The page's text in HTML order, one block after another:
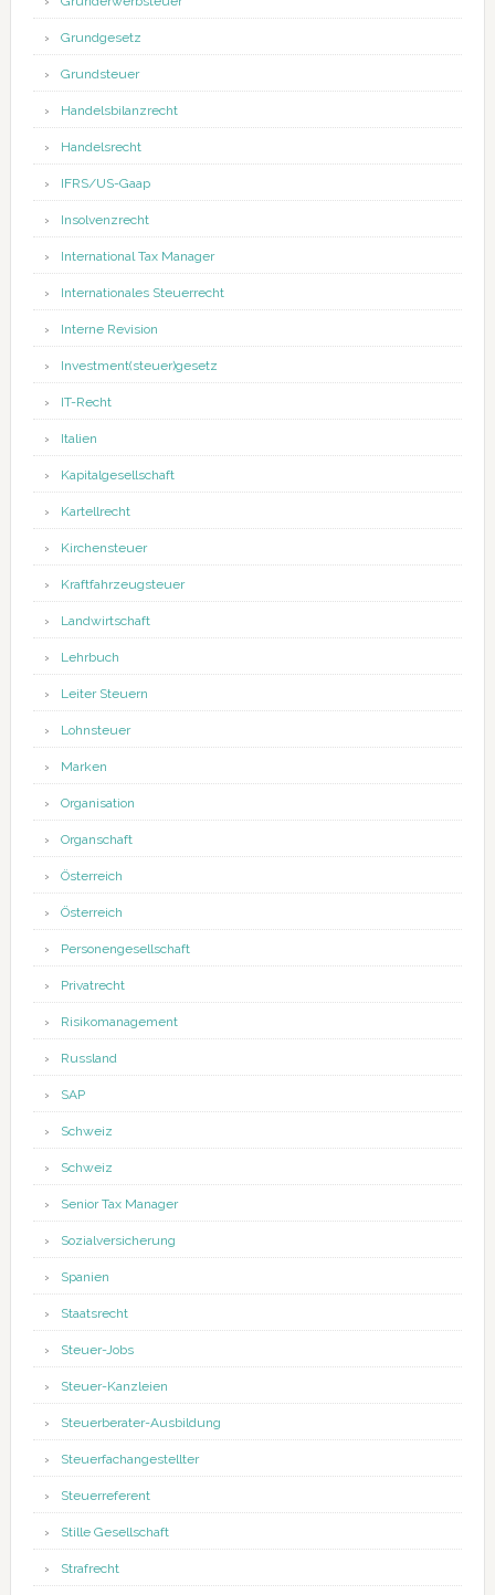
Grundgesetz
Grundsteuer
Handelsbilanzrecht
Handelsrecht
IFRS/US-Gaap
Insolvenzrecht
International Tax Manager
Internationales Steuerrecht
Interne Revision
Investment(steuer)gesetz
IT-Recht
Italien
Kapitalgesellschaft
Kartellrecht
Kirchensteuer
Kraftfahrzeugsteuer
Landwirtschaft
Lehrbuch
Leiter Steuern
Lohnsteuer
Marken
Organisation
Organschaft
Österreich
Österreich
Personengesellschaft
Privatrecht
Risikomanagement
Russland
SAP
Schweiz
Schweiz
Senior Tax Manager
Sozialversicherung
Spanien
Staatsrecht
Steuer-Jobs
Steuer-Kanzleien
Steuerberater-Ausbildung
Steuerfachangestellter
Steuerreferent
Stille Gesellschaft
Strafrecht